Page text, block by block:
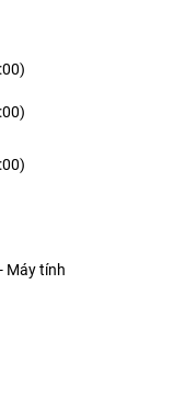
mới nhất của
Máy tính